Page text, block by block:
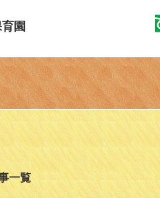
園
一覧